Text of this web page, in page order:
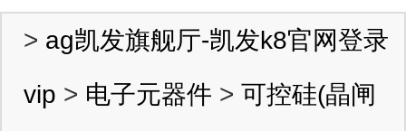
> ag凯发旗舰厅-凯发k8官网登录
vip > 电子元器件 > 可控硅(晶闸